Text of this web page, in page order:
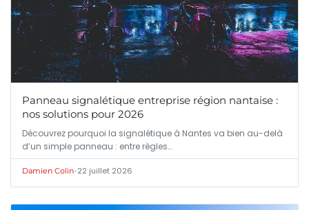
Panneau signalétique entreprise région nantaise :
nos solutions pour 2026
Découvrez pourquoi la signalétique à Nantes va bien au-delà
d’un simple panneau : entre règles…
Damien Colin•22 juillet 2026